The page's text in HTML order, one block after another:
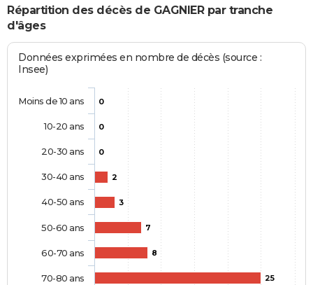
Répartition des décès de GAGNIER par tranche
d'âges
Données exprimées en nombre de décès (source :
Insee)
0
0
0
2
3
7
8
25
Moins de 10 ans
10-20 ans
20-30 ans
30-40 ans
40-50 ans
50-60 ans
60-70 ans
70-80 ans